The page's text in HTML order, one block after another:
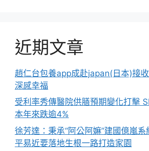
近期文章
趙仁台包養app成赴japan(日本)接
深感幸福
受利率秀傳醫院供膳預期變化打擊
本年來跌逾4%
徐芳達：秉承“阿公阿嫲”建國億嵐
平易近要落地生根一路打造家園